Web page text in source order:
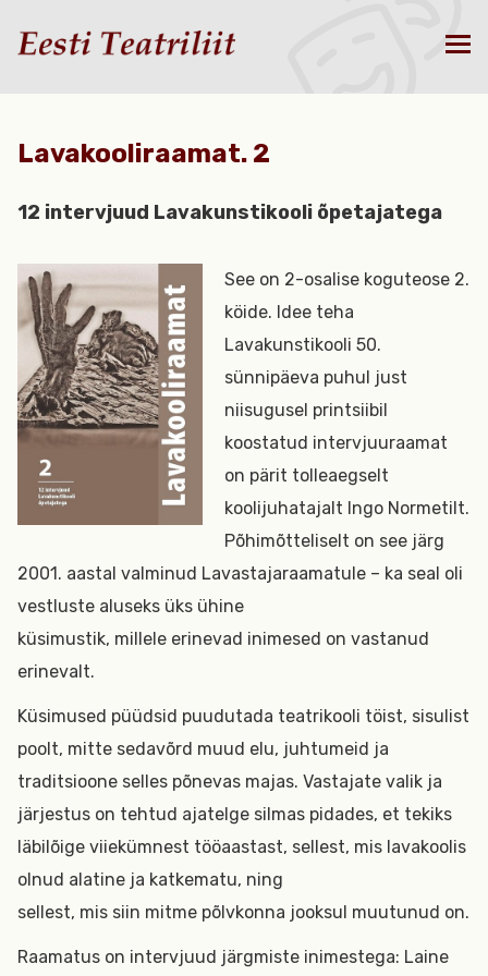
Lavakooliraamat. 2
12 intervjuud Lavakunstikooli õpetajatega
See on 2-osalise koguteose 2.
köide. Idee teha
Lavakunstikooli 50.
sünnipäeva puhul just
niisugusel printsiibil
koostatud intervjuuraamat
on pärit tolleaegselt
koolijuhatajalt Ingo Normetilt.
Põhimõtteliselt on see järg
2001. aastal valminud Lavastajaraamatule – ka seal oli
vestluste aluseks üks ühine
küsimustik, millele erinevad inimesed on vastanud
erinevalt.
Küsimused püüdsid puudutada teatrikooli töist, sisulist
poolt, mitte sedavõrd muud elu, juhtumeid ja
traditsioone selles põnevas majas. Vastajate valik ja
järjestus on tehtud ajatelge silmas pidades, et tekiks
läbilõige viiekümnest tööaastast, sellest, mis lavakoolis
olnud alatine ja katkematu, ning
sellest, mis siin mitme põlvkonna jooksul muutunud on.
Raamatus on intervjuud järgmiste inimestega: Laine